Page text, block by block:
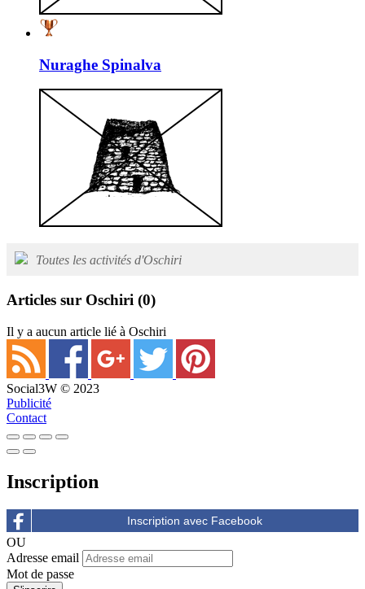
Nuraghe Spinalva
Toutes les activités d'Oschiri
Articles sur Oschiri (0)
Il y a aucun article lié à Oschiri
Social3W © 2023
Publicité
Contact
Inscription
OU
Adresse email
Mot de passe